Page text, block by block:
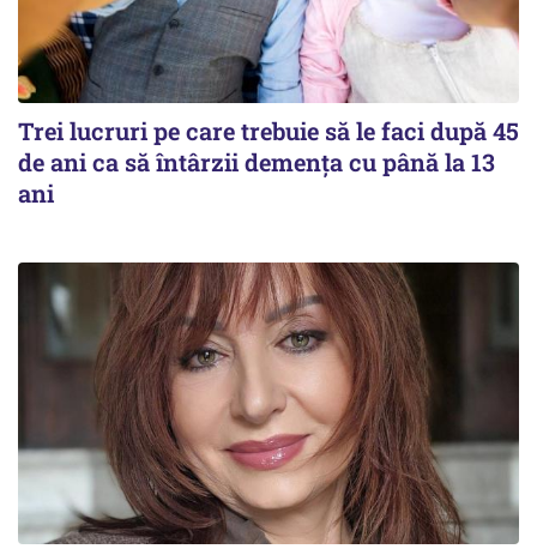
Trei lucruri pe care trebuie să le faci după 45
de ani ca să întârzii demența cu până la 13
ani